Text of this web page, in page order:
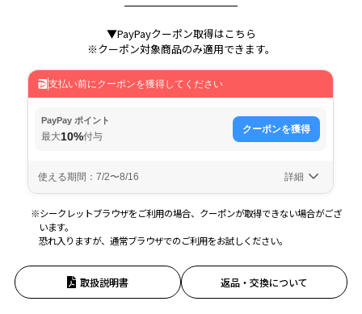
▼PayPayクーポン取得はこちら
※クーポン対象商品のみ適用できます。
※シークレットブラウザをご利用の場合、クーポンが取得できない場合がござ
います。
恐れ入りますが、通常ブラウザでのご利用をお試しください。
取扱説明書 返品・交換について